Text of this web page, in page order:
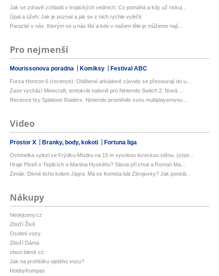
Jak se zdravě zchladit v tropických vedrech: Co pomáhá a kdy už riskuj...
Úpal a úžeh: Jak je poznat a jak se z nich rychle vyléčit
Parazité v nás: Kterým se u nás líbí a kde v našem těle je můžeme nají...
Pro nejmenší
Mourissonova poradna Komiksy Festival ABC
Forza Horizon 6 (recenze): Oblíbené arkádové závody se přesouvají do u...
Zase vychází Minecraft, tentokrát nativně pro Nintendo Switch 2. Nová ...
Recenze hry Splatoon Raiders. Nintendo proměnilo svou multiplayerovou ...
Video
Prostor X Branky, body, kokoti Fortuna liga
Ochmelka vylezl ve Frýdku-Místku na 15 m vysokou lezeckou stěnu. (srpe...
Hraje Plzeň v Teplicích o Martina Hyského? Slavia při chuti a Roman Ma...
Zimák: Divné ticho kolem Jágra. Má se Kometa bát Zbrojovky? Jak posklá...
Nákupy
hledejceny.cz
Zboží Živě
Osobní vozy
Zboží Dáma
zbozi.blesk.cz
Jak na prohlídku ojetého vozu?
HobbyKompas